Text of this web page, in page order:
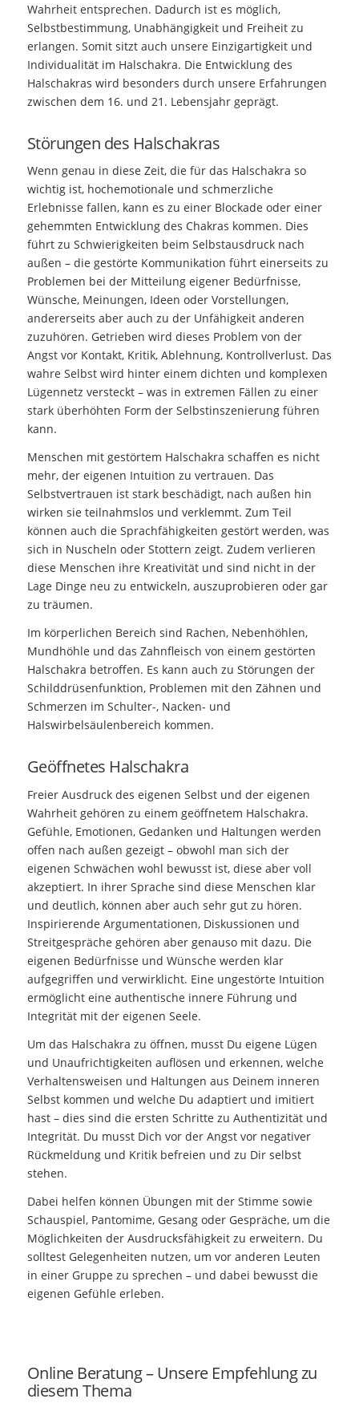
Wahrheit entsprechen. Dadurch ist es möglich,
Selbstbestimmung, Unabhängigkeit und Freiheit zu
erlangen. Somit sitzt auch unsere Einzigartigkeit und
Individualität im Halschakra. Die Entwicklung des
Halschakras wird besonders durch unsere Erfahrungen
zwischen dem 16. und 21. Lebensjahr geprägt.
Störungen des Halschakras
Wenn genau in diese Zeit, die für das Halschakra so
wichtig ist, hochemotionale und schmerzliche
Erlebnisse fallen, kann es zu einer Blockade oder einer
gehemmten Entwicklung des Chakras kommen. Dies
führt zu Schwierigkeiten beim Selbstausdruck nach
außen – die gestörte Kommunikation führt einerseits zu
Problemen bei der Mitteilung eigener Bedürfnisse,
Wünsche, Meinungen, Ideen oder Vorstellungen,
andererseits aber auch zu der Unfähigkeit anderen
zuzuhören. Getrieben wird dieses Problem von der
Angst vor Kontakt, Kritik, Ablehnung, Kontrollverlust. Das
wahre Selbst wird hinter einem dichten und komplexen
Lügennetz versteckt – was in extremen Fällen zu einer
stark überhöhten Form der Selbstinszenierung führen
kann.
Menschen mit gestörtem Halschakra schaffen es nicht
mehr, der eigenen Intuition zu vertrauen. Das
Selbstvertrauen ist stark beschädigt, nach außen hin
wirken sie teilnahmslos und verklemmt. Zum Teil
können auch die Sprachfähigkeiten gestört werden, was
sich in Nuscheln oder Stottern zeigt. Zudem verlieren
diese Menschen ihre Kreativität und sind nicht in der
Lage Dinge neu zu entwickeln, auszuprobieren oder gar
zu träumen.
Im körperlichen Bereich sind Rachen, Nebenhöhlen,
Mundhöhle und das Zahnfleisch von einem gestörten
Halschakra betroffen. Es kann auch zu Störungen der
Schilddrüsenfunktion, Problemen mit den Zähnen und
Schmerzen im Schulter-, Nacken- und
Halswirbelsäulenbereich kommen.
Geöffnetes Halschakra
Freier Ausdruck des eigenen Selbst und der eigenen
Wahrheit gehören zu einem geöffnetem Halschakra.
Gefühle, Emotionen, Gedanken und Haltungen werden
offen nach außen gezeigt – obwohl man sich der
eigenen Schwächen wohl bewusst ist, diese aber voll
akzeptiert. In ihrer Sprache sind diese Menschen klar
und deutlich, können aber auch sehr gut zu hören.
Inspirierende Argumentationen, Diskussionen und
Streitgespräche gehören aber genauso mit dazu. Die
eigenen Bedürfnisse und Wünsche werden klar
aufgegriffen und verwirklicht. Eine ungestörte Intuition
ermöglicht eine authentische innere Führung und
Integrität mit der eigenen Seele.
Um das Halschakra zu öffnen, musst Du eigene Lügen
und Unaufrichtigkeiten auflösen und erkennen, welche
Verhaltensweisen und Haltungen aus Deinem inneren
Selbst kommen und welche Du adaptiert und imitiert
hast – dies sind die ersten Schritte zu Authentizität und
Integrität. Du musst Dich vor der Angst vor negativer
Rückmeldung und Kritik befreien und zu Dir selbst
stehen.
Dabei helfen können Übungen mit der Stimme sowie
Schauspiel, Pantomime, Gesang oder Gespräche, um die
Möglichkeiten der Ausdrucksfähigkeit zu erweitern. Du
solltest Gelegenheiten nutzen, um vor anderen Leuten
in einer Gruppe zu sprechen – und dabei bewusst die
eigenen Gefühle erleben.
Online Beratung – Unsere Empfehlung zu
diesem Thema